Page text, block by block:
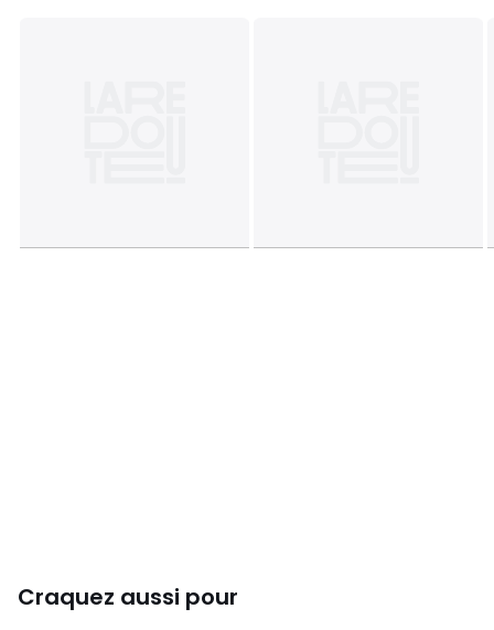
Craquez aussi pour